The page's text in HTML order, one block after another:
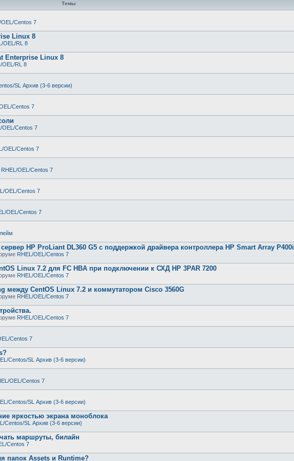
Темы
OEL/Centos 7
Linux 8
OEL/RL 8
Enterprise Linux 8
OEL/RL 8
SL Архив (3-6 версии)
Centos 7
OEL/Centos 7
OEL/Centos 7
RHEL/OEL/Centos 7
OEL/Centos 7
OEL/Centos 7
HP ProLiant DL360 G5 с поддержкой драйвера контроллера HP Smart Array P400i
RHEL/OEL/Centos 7
Linux 7.2 для FC HBA при подключении к СХД HP 3PAR 7200
RHEL/OEL/Centos 7
между CentOS Linux 7.2 и коммутатором Cisco 3560G
RHEL/OEL/Centos 7
RHEL/OEL/Centos 7
Centos 7
Centos/SL Архив (3-6 версии)
OEL/Centos 7
Centos/SL Архив (3-6 версии)
яркостью экрана моноблока
Centos/SL Архив (3-6 версии)
маршруты, билайн
Centos 7
папок Assets и Runtime?